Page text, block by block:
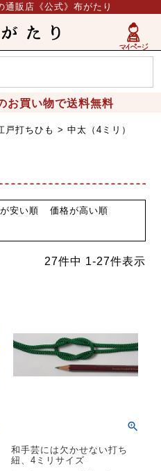
通販店《公式》布がたり
お買い物で送料無料
戸打ちひも
中太（4ミリ）
安い順
価格が高い順
27件中 1-27件表示
和手芸には欠かせない打ち
紐、4ミリサイズ